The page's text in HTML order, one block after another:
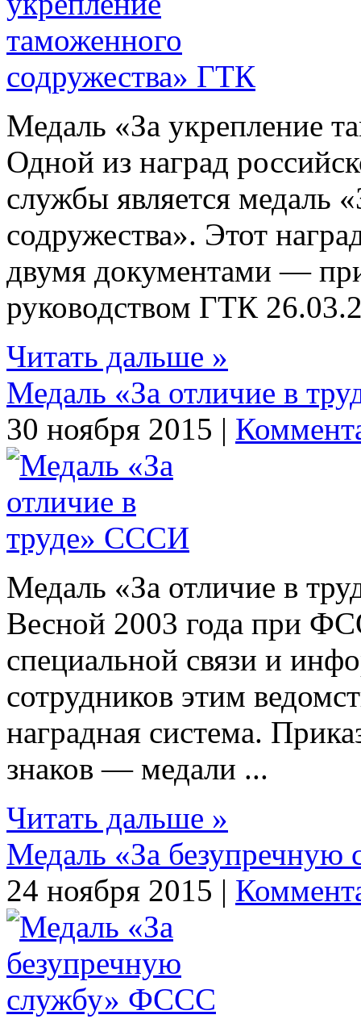
Медаль «За укрепление
Одной из наград
службы является медаль
содружества». Этот
двумя документами —
руководством ГТК
Читать дальше »
Медаль «За отличие в
30 ноября 2015 |
Медаль «За отличие в
Весной 2003 года при
специальной связи и
сотрудников этим
наградная система.
знаков — медали ...
Читать дальше »
Медаль «За
24 ноября 2015 |